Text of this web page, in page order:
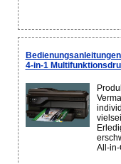
4-in-1
All-in-